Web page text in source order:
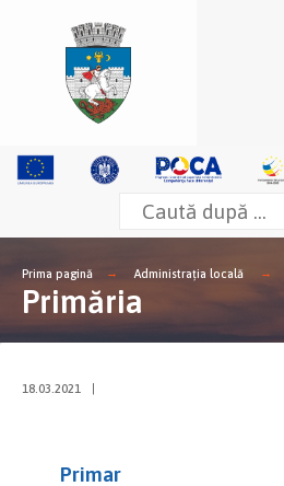
Prima pagină Administrația locală
Primăria
18.03.2021
Primar